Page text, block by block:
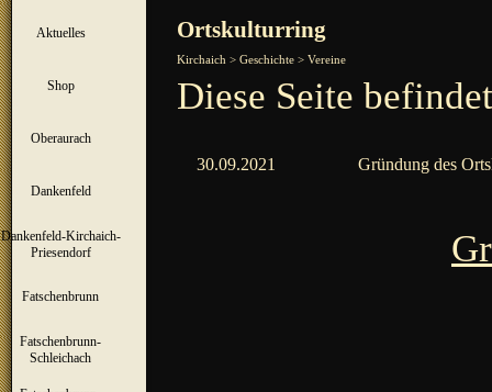
Menü überspringen
Aktuelles ▼
Shop ▼
Oberaurach
Dankenfeld
Dankenfeld-Kirchaich-
Priesendorf
Fatschenbrunn
Fatschenbrunn-
Schleichach
Ortskulturring
Kirchaich > Geschichte > Vereine
Diese Seite
30.09.2021 Gründung des